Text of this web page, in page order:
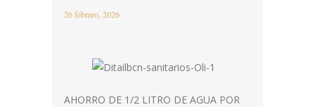
26 febrero, 2026
AHORRO DE 1/2 LITRO DE AGUA POR